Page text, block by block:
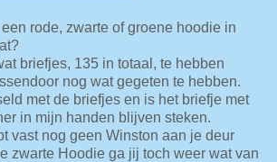
rode, zwarte of groene hoodie in
briefjes, 135 in totaal, te hebben
nog wat gegeten te hebben.
met de briefjes en is het briefje met
in mijn handen blijven steken.
vast nog geen Winston aan je deur
zwarte Hoodie ga jij toch weer wat van